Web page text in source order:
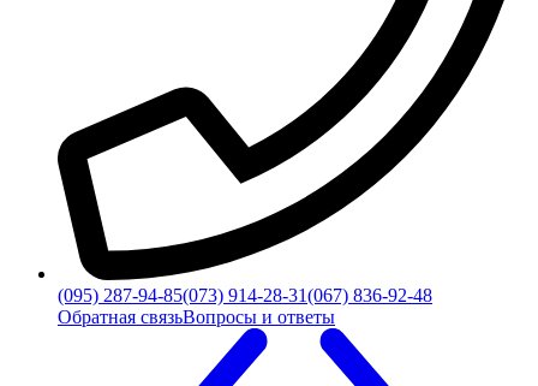
(095) 287-94-85(073) 914-28-31(067) 836-92-48
Обратная связьВопросы и ответы